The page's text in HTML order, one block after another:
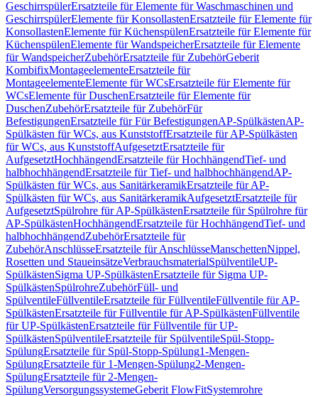
GeschirrspülerErsatzteile für Elemente für Waschmaschinen und
GeschirrspülerElemente für KonsollastenErsatzteile für Elemente für
KonsollastenElemente für KüchenspülenErsatzteile für Elemente für
KüchenspülenElemente für WandspeicherErsatzteile für Elemente
für WandspeicherZubehörErsatzteile für ZubehörGeberit
KombifixMontageelementeErsatzteile für
MontageelementeElemente für WCsErsatzteile für Elemente für
WCsElemente für DuschenErsatzteile für Elemente für
DuschenZubehörErsatzteile für ZubehörFür
BefestigungenErsatzteile für Für BefestigungenAP-SpülkästenAP-
Spülkästen für WCs, aus KunststoffErsatzteile für AP-Spülkästen
für WCs, aus KunststoffAufgesetztErsatzteile für
AufgesetztHochhängendErsatzteile für HochhängendTief- und
halbhochhängendErsatzteile für Tief- und halbhochhängendAP-
Spülkästen für WCs, aus SanitärkeramikErsatzteile für AP-
Spülkästen für WCs, aus SanitärkeramikAufgesetztErsatzteile für
AufgesetztSpülrohre für AP-SpülkästenErsatzteile für Spülrohre für
AP-SpülkästenHochhängendErsatzteile für HochhängendTief- und
halbhochhängendZubehörErsatzteile für
ZubehörAnschlüsseErsatzteile für AnschlüsseManschettenNippel,
Rosetten und StaueinsätzeVerbrauchsmaterialSpülventileUP-
SpülkästenSigma UP-SpülkästenErsatzteile für Sigma UP-
SpülkästenSpülrohreZubehörFüll- und
SpülventileFüllventileErsatzteile für FüllventileFüllventile für AP-
SpülkästenErsatzteile für Füllventile für AP-SpülkästenFüllventile
für UP-SpülkästenErsatzteile für Füllventile für UP-
SpülkästenSpülventileErsatzteile für SpülventileSpül-Stopp-
SpülungErsatzteile für Spül-Stopp-Spülung1-Mengen-
SpülungErsatzteile für 1-Mengen-Spülung2-Mengen-
SpülungErsatzteile für 2-Mengen-
SpülungVersorgungssystemeGeberit FlowFitSystemrohre